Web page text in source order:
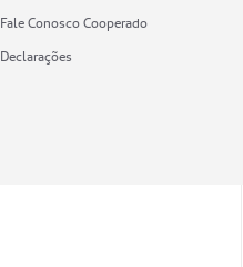
Fale Conosco Cooperado
Declarações